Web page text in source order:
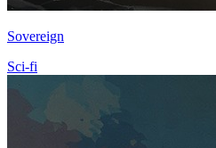
Sovereign
Sci-fi